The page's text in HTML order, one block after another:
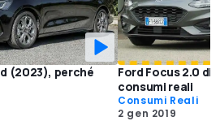
(2023), perché
Ford Focus 2.0
consumi reali
Consumi Reali
2 gen 2019